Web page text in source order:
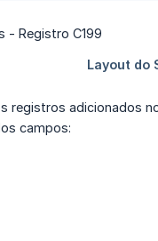
registros adicionados
campos: